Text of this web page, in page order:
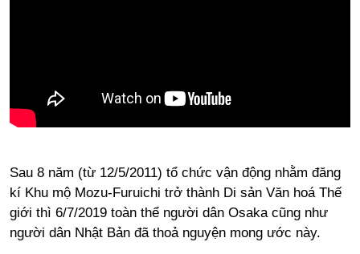
Sau 8 năm (từ 12/5/2011) tổ chức vận động nhằm đăng
kí Khu mộ Mozu-Furuichi trở thành Di sản Văn hoá Thế
giới thì 6/7/2019 toàn thể người dân Osaka cũng như
người dân Nhật Bản đã thoả nguyện mong ước này.